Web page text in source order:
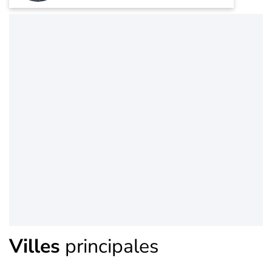
Villes principales